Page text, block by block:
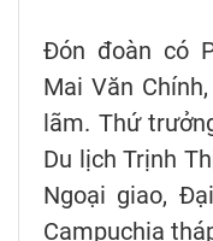
Đón đoàn có
Mai Văn
lãm. Thứ
Du lịch Trịnh
Ngoại giao,
Campuchia